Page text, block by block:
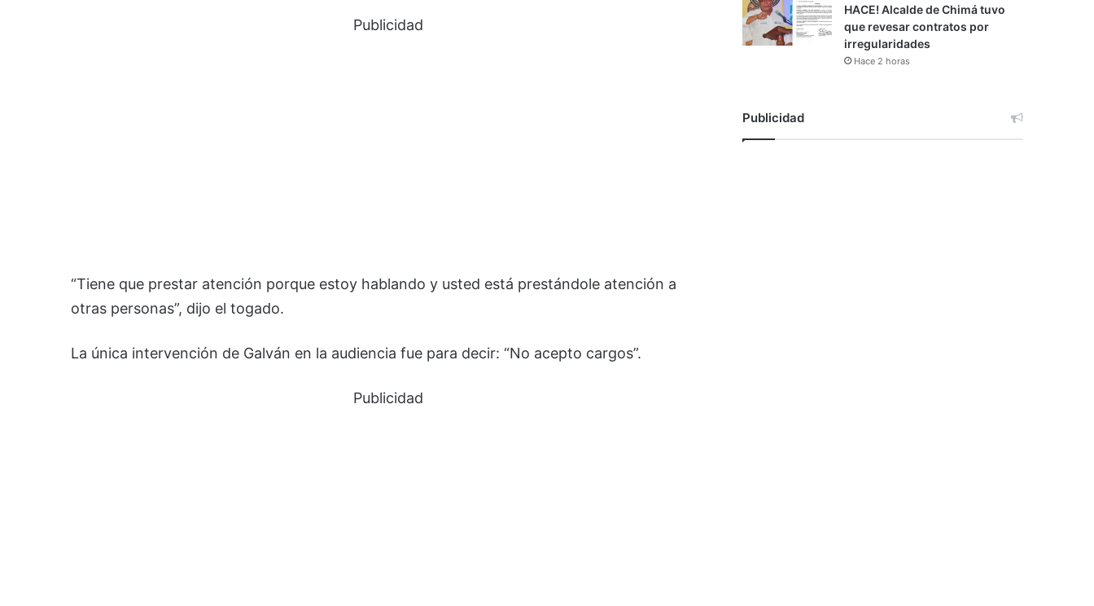
Publicidad
“Tiene que prestar atención porque estoy hablando y usted está prestándole atención a
otras personas”, dijo el togado.
La única intervención de Galván en la audiencia fue para decir: “No acepto cargos”.
Publicidad
HACE! Alcalde de Chimá tuvo
que revesar contratos por
irregularidades
Hace 2 horas
Publicidad